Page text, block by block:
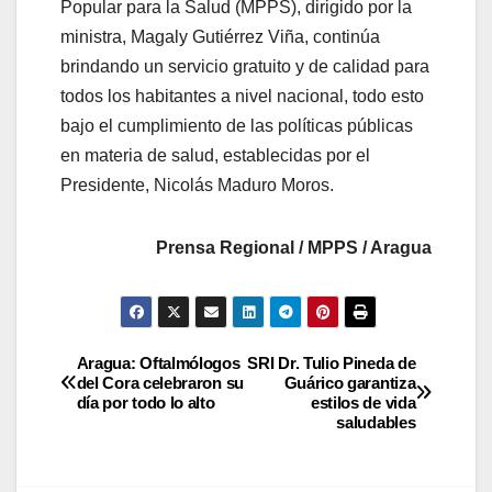
Popular para la Salud (MPPS), dirigido por la
ministra, Magaly Gutiérrez Viña, continúa
brindando un servicio gratuito y de calidad para
todos los habitantes a nivel nacional, todo esto
bajo el cumplimiento de las políticas públicas
en materia de salud, establecidas por el
Presidente, Nicolás Maduro Moros.
Prensa Regional / MPPS / Aragua
SRI Dr. Tulio Pineda de
Guárico garantiza
estilos de vida
saludables
Aragua: Oftalmólogos
del Cora celebraron su
día por todo lo alto